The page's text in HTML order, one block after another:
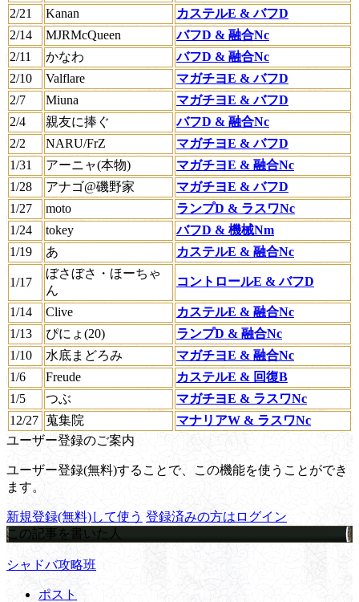
2/21
Kanan
カステルE & バフD
2/14
MJRMcQueen
バフD & 融合Nc
2/11
かなわ
バフD & 融合Nc
2/10
Valflare
マガチヨE & バフD
2/7
Miuna
マガチヨE & バフD
2/4
親友に捧ぐ
バフD & 融合Nc
2/2
NARU/FrZ
マガチヨE & バフD
1/31
アーニャ(本物)
マガチヨE & 融合Nc
1/28
アナゴ@磯野家
マガチヨE & バフD
1/27
moto
ランプD & ラスワNc
1/24
tokey
バフD & 機械Nm
1/19
あ カステルE & 融合Nc
1/17
ぼさぼさ・ほーちゃ
ん
コントロールE & バフD
1/14 Clive
カステルE & 融合Nc
1/13
ぴにょ(20)
ランプD & 融合Nc
1/10
水底まどろみ
マガチヨE & 融合Nc
1/6
Freude
カステルE & 回復B
1/5
つぶ
マガチヨE & ラスワNc
12/27 蒐集院
マナリアW & ラスワNc
ユーザー登録のご案内
ユーザー登録(無料)することで、この機能を使うことができ
ます。
新規登録(無料)して使う 登録済みの方はログイン
この記事を書いた人
シャドバ攻略班
ポスト